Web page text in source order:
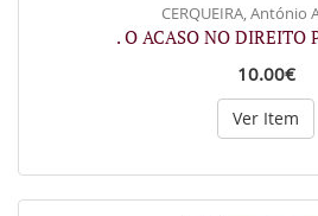
CERQUEIRA, António
. O ACASO NO DIREITO
10.00€
Ver Item